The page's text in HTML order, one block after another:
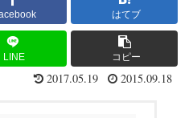
はてブ
LINE コピー
2017.05.19 2015.09.18